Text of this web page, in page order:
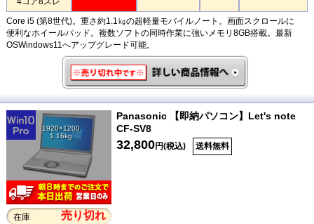
Core i5 (第8世代)。重さ約1.1㎏の超軽量モバイルノート。画面スクロールに
便利なホイールパッド。複数ソフトの同時作業に強いメモリ8GB搭載。最新
OSWindows11へアップグレード可能。
1920×1200
1.16kg
在庫 売り切れ
Panasonic 【即納パソコン】Let's note
CF-SV8
32,800円(税込) 送料無料